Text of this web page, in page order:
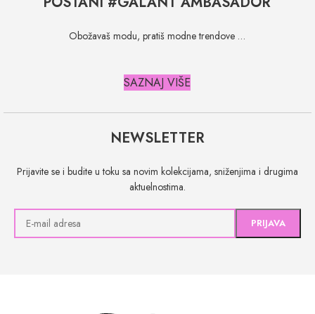
Obožavaš modu, pratiš modne trendove …
SAZNAJ VIŠE
NEWSLETTER
Prijavite se i budite u toku sa novim kolekcijama, sniženjima i drugima
aktuelnostima.